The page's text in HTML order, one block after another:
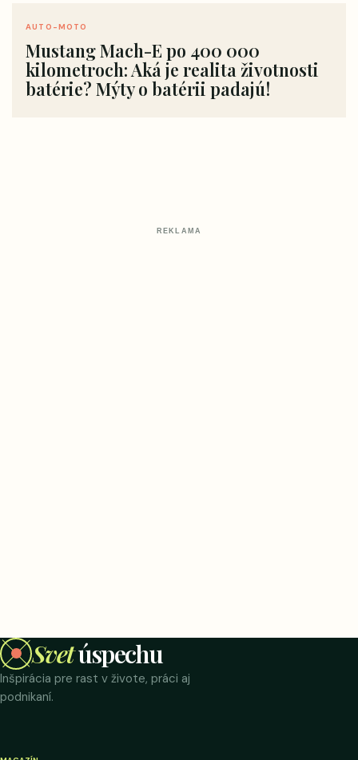
AUTO-MOTO
Mustang Mach-E po 400 000
kilometroch: Aká je realita životnosti
batérie? Mýty o batérii padajú!
REKLAMA
Svetúspechu
Inšpirácia pre rast v živote, práci aj
podnikaní.